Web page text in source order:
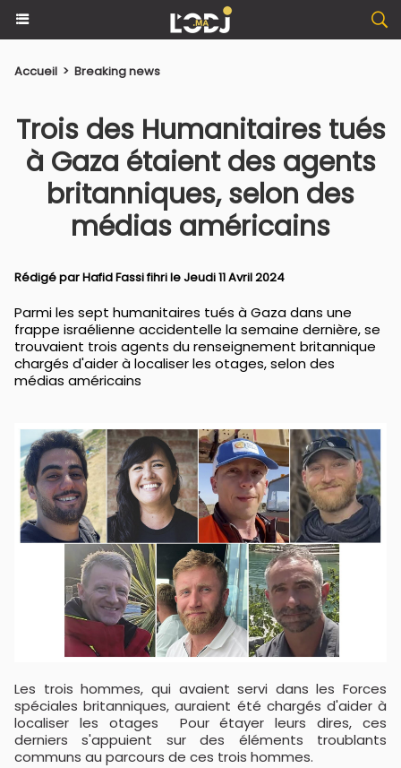
Accueil > Breaking news
Trois des Humanitaires tués
à Gaza étaient des agents
britanniques, selon des
médias américains
Rédigé parHafid Fassi fihrile Jeudi 11 Avril 2024
Parmi les sept humanitaires tués à Gaza dans une
frappe israélienne accidentelle la semaine dernière, se
trouvaient trois agents du renseignement britannique
chargés d'aider à localiser les otages, selon des
médias américains
Les trois hommes, qui avaient servi dans les Forces
spéciales britanniques, auraient été chargés d'aider à
localiser les otages Pour étayer leurs dires, ces
derniers s'appuient sur des éléments troublants
communs au parcours de ces trois hommes.